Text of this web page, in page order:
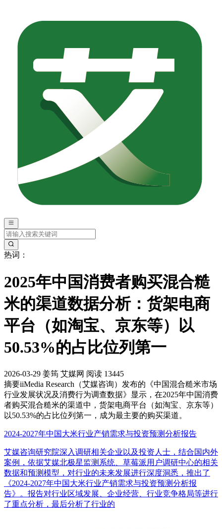
热词：
2025年中国消费者购买混合糙
米的渠道数据分析：货架电商
平台（如淘宝、京东等）以
50.53%的占比位列第一
2026-03-29 姜筠 艾媒网 阅读 13445
摘要iiMedia Research（艾媒咨询）发布的《中国混合糙米市场
行业发展状况及消费行为调查数据》显示，在2025年中国消费
者购买混合糙米的渠道中，货架电商平台（如淘宝、京东等）
以50.53%的占比位列第一，成为最主要的购买渠道。
2024-2027年中国大米行业产销需求与投资预测分析报告
艾媒咨询研究院深入调研相关企业以及投资人士，结合国内外
案例，依据艾媒北极星监测系统、草莓派用户调研中心的相关
数据和预测模型，对行业的未来发展进行深度洞悉，推出了
《2024-2027年中国大米行业产销需求与投资预测分析报
告》。报告对行业区域发展、企业经营、行业竞争格局等进行
了重点分析，最后分析了行业的